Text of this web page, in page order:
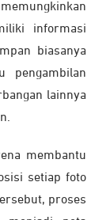
informasi
biasanya
pengambilan
lainnya
membantu
setiap foto
proses